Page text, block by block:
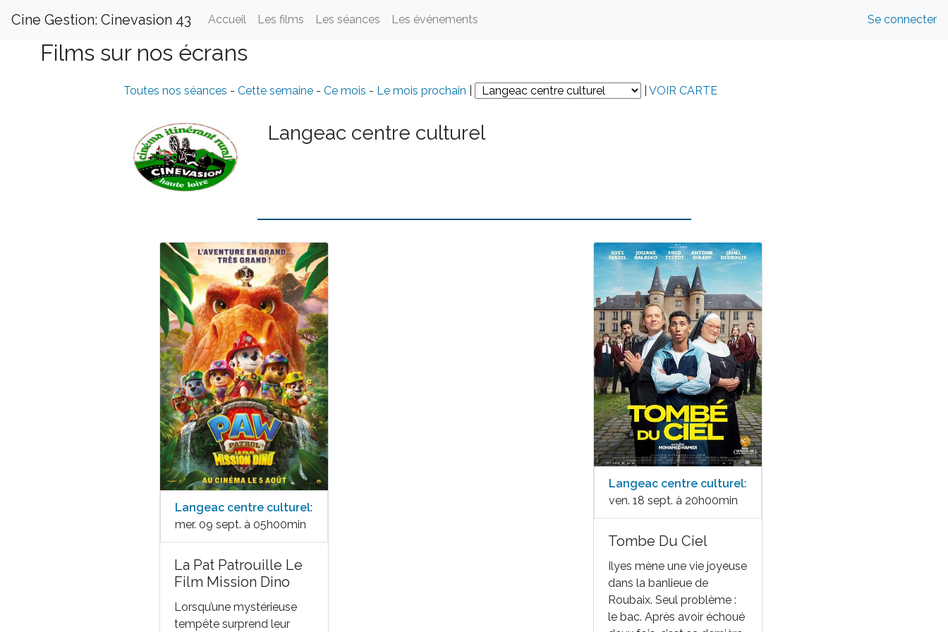
Cine Gestion: Cinevasion 43 Accueil Les films Les séances Les événements Se connecter
Films sur nos écrans
Toutes nos séances - Cette semaine- Ce mois - Le mois prochain VOIR CARTE
Langeac centre culturel
Langeac centre culturel:
mer. 09 sept. à 05h00min
La Pat Patrouille Le
Film Mission Dino
Lorsqu’une mystérieuse
tempête surprend leur
Langeac centre culturel:
ven. 18 sept. à 20h00min
Tombe Du Ciel
Ilyes mène une vie joyeuse
dans la banlieue de
Roubaix. Seul problème :
le bac. Après avoir échoué